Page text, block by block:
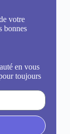
votre
bonnes
en vous
toujours